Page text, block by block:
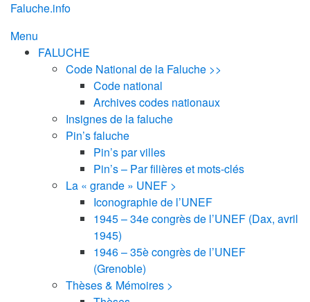
Aller
contenu
Faluche.info
Menu
FALUCHE
Code National de la Faluche >>
Code national
Archives codes nationaux
Insignes de la faluche
Pin’s faluche
Pin’s par villes
Pin’s – Par filières et mots-clés
La « grande » UNEF >
Iconographie de l’UNEF
1945 – 34e congrès de l’UNEF (Dax, avril
1945)
1946 – 35è congrès de l’UNEF
(Grenoble)
Thèses & Mémoires >